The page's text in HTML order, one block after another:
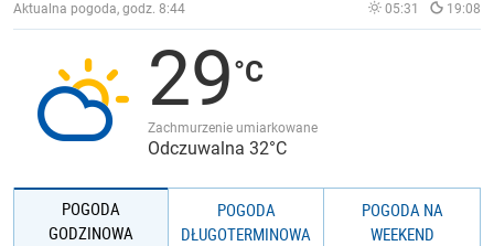
JAKOŚĆ POWIETRZA
Aktualna pogoda, godz. 8:44 05:31 19:08
29
Zachmurzenie umiarkowane
Odczuwalna 32°C
POGODA
GODZINOWA
POGODA
DŁUGOTERMINOWA
POGODA NA
WEEKEND